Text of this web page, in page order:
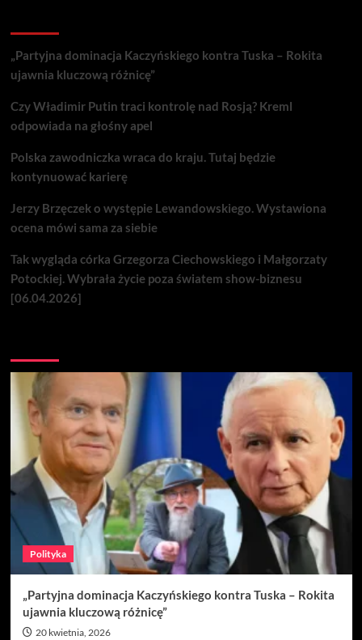
„Partyjna dominacja Kaczyńskiego kontra Tuska – Rokita
ujawnia kluczową różnicę”
Czy Władimir Putin traci kontrolę nad Rosją? Kreml
odpowiada na głośny apel
Polska zawodniczka wraca do kraju. Tutaj będzie
kontynuować karierę
Jerzy Brzęczek o występie Lewandowskiego. Wystawiona
ocena mówi sama za siebie
Tak wygląda córka Grzegorza Ciechowskiego i Małgorzaty
Potockiej. Wybrała życie poza światem show-biznesu
[06.04.2026]
Polityka
„Partyjna dominacja Kaczyńskiego kontra Tuska – Rokita
ujawnia kluczową różnicę”
20 kwietnia, 2026